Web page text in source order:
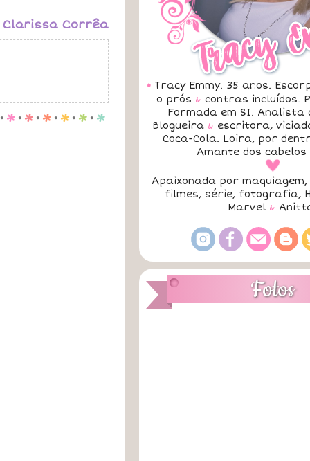
Clarissa Corrêa
. p . p . p . p . p . p
• Tracy Emmy. 35 anos.
o prós & contras incluídos.
Formada em SI. Analista
Blogueira & escritora,
Coca-Cola. Loira, por
Amante dos
a
Apaixonada por maquiagem,
filmes, série, fotografia,
Marvel &
Fotos